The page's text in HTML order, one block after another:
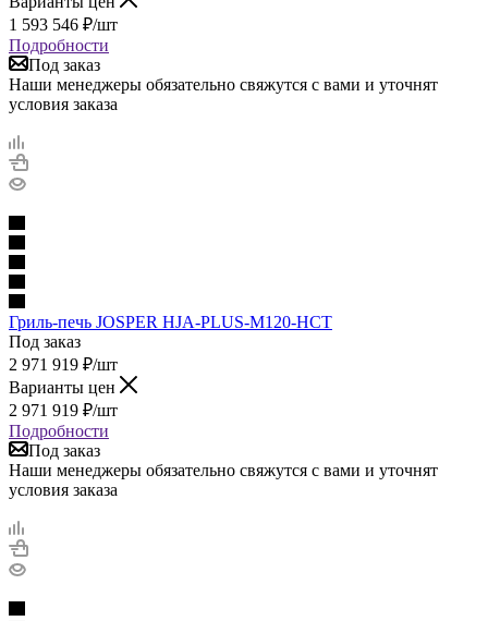
1 593 546 ₽/шт
Подробности
Под заказ
Наши менеджеры обязательно свяжутся с вами и уточнят
условия заказа
Гриль-печь JOSPER HJA-PLUS-M120-HCT
Под заказ
2 971 919 ₽/шт
Варианты цен
2 971 919 ₽/шт
Подробности
Под заказ
Наши менеджеры обязательно свяжутся с вами и уточнят
условия заказа